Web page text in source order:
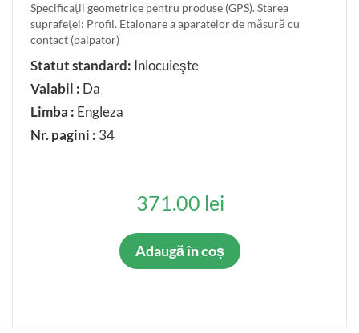
Specificaţii geometrice pentru produse (GPS). Starea
suprafeţei: Profil. Etalonare a aparatelor de măsură cu
contact (palpator)
Statut standard: Inlocuieşte
Valabil : Da
Limba : Engleza
Nr. pagini : 34
371.00 lei
Adaugă în coș